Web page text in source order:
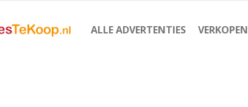
ALLE ADVERTENTIES VERKOPEN